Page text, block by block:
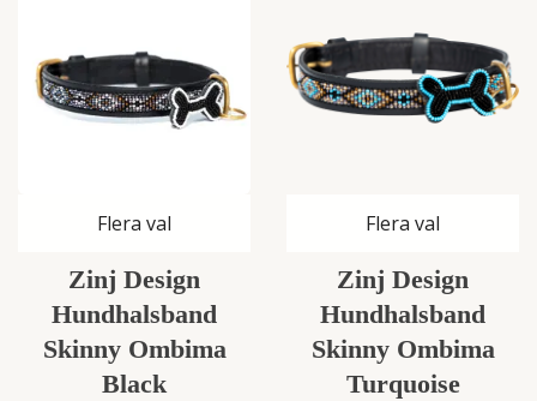
Flera val
Zinj Design
Hundhalsband
Skinny Ombima
Black
Flera val
Zinj Design
Hundhalsband
Skinny Ombima
Turquoise